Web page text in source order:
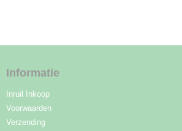
Informatie
Inruil Inkoop
Voorwaarden
Verzending